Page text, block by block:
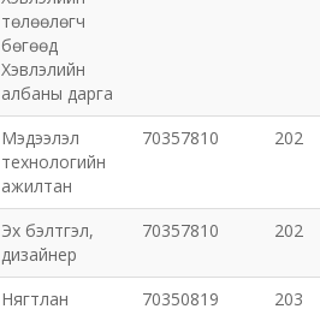
төлөөлөгч
бөгөөд
Хэвлэлийн
албаны дарга
Мэдээлэл
технологийн
ажилтан
70357810 202
Эх бэлтгэл,
дизайнер
70357810 202
Нягтлан
70350819 203